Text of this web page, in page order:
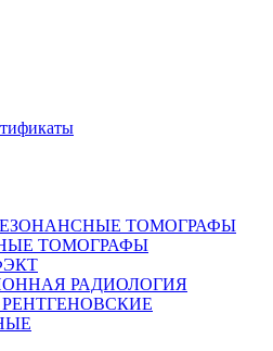
ТОМОГРАФЫ
ТОМОГРАФЫ
РАДИОЛОГИЯ